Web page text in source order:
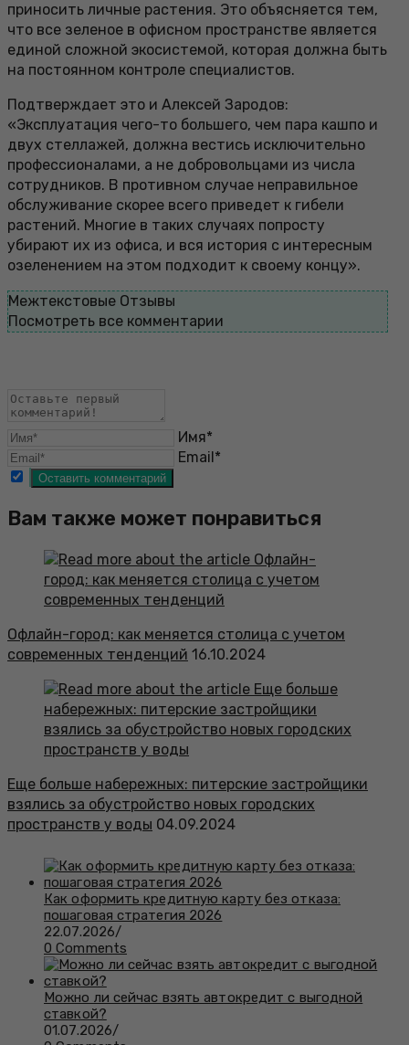
приносить личные растения. Это объясняется тем,
что все зеленое в офисном пространстве является
единой сложной экосистемой, которая должна быть
на постоянном контроле специалистов.
Подтверждает это и Алексей Зародов:
«Эксплуатация чего-то большего, чем пара кашпо и
двух стеллажей, должна вестись исключительно
профессионалами, а не добровольцами из числа
сотрудников. В противном случае неправильное
обслуживание скорее всего приведет к гибели
растений. Многие в таких случаях попросту
убирают их из офиса, и вся история с интересным
озеленением на этом подходит к своему концу».
Межтекстовые Отзывы
Посмотреть все комментарии
Имя*
Email*
Вам также может понравиться
Офлайн-город: как меняется столица с учетом
современных тенденций 16.10.2024
Еще больше набережных: питерские застройщики
взялись за обустройство новых городских
пространств у воды 04.09.2024
Как оформить кредитную карту без отказа:
пошаговая стратегия 2026
22.07.2026/
0 Comments
Можно ли сейчас взять автокредит с выгодной
ставкой?
01.07.2026/